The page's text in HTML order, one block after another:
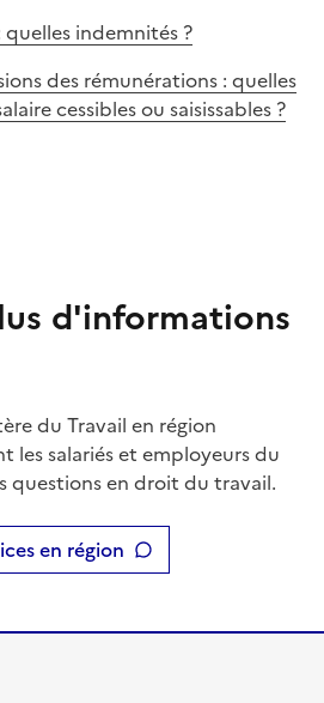
indemnités ?
des rémunérations : quelles
cessibles ou saisissables ?
d'informations
du Travail en région
les salariés et employeurs du
questions en droit du travail.
en région